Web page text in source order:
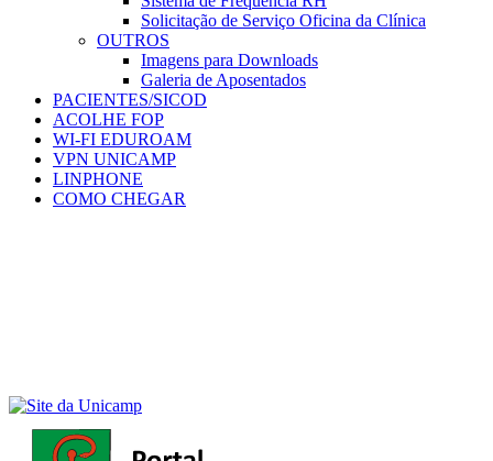
Solicitação de Serviço Oficina da Clínica
OUTROS
Imagens para Downloads
Galeria de Aposentados
PACIENTES/SICOD
ACOLHE FOP
WI-FI EDUROAM
VPN UNICAMP
LINPHONE
COMO CHEGAR